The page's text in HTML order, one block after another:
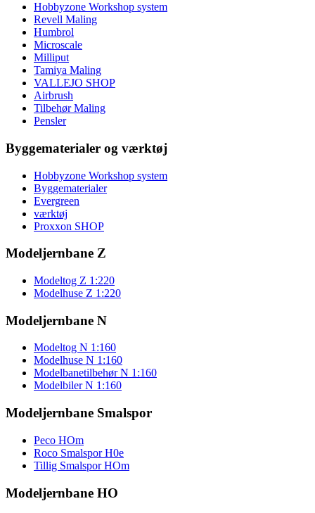
Hobbyzone Workshop system
Revell Maling
Humbrol
Microscale
Milliput
Tamiya Maling
VALLEJO SHOP
Airbrush
Tilbehør Maling
Pensler
Byggematerialer og værktøj
Hobbyzone Workshop system
Byggematerialer
Evergreen
værktøj
Proxxon SHOP
Modeljernbane Z
Modeltog Z 1:220
Modelhuse Z 1:220
Modeljernbane N
Modeltog N 1:160
Modelhuse N 1:160
Modelbanetilbehør N 1:160
Modelbiler N 1:160
Modeljernbane Smalspor
Peco HOm
Roco Smalspor H0e
Tillig Smalspor HOm
Modeljernbane HO